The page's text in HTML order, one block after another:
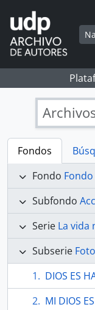
Skip to main content
Fondos
Fondo
Subfondo
Serie La vida
Subserie
DIOS ES
MI DIOS